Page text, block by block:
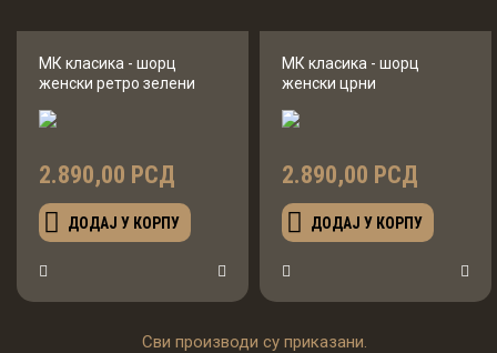
МК класика - шорц
женски ретро зелени
2.890,00 РСД
ДОДАЈ У КОРПУ
МК класика - шорц
женски црни
2.890,00 РСД
ДОДАЈ У КОРПУ
Сви производи су приказани.